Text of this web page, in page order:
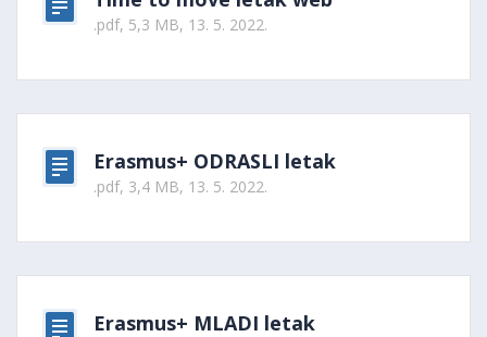
.pdf, 5,3 MB, 13. 5. 2022.
Erasmus+ ODRASLI letak
.pdf, 3,4 MB, 13. 5. 2022.
Erasmus+ MLADI letak